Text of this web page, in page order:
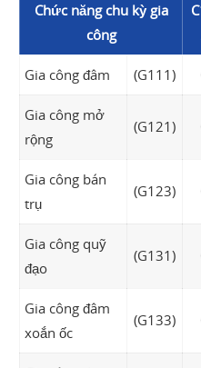
Chức năng chu kỳ gia
công
Gia công đâm (G111)
Gia công mở
rộng
(G121)
Gia công bán
trụ
(G123)
Gia công quỹ
đạo
(G131)
Gia công đâm
xoắn ốc
(G133)